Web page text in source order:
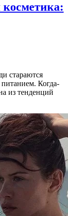
косметика:
стараются
Когда-
из тенденций